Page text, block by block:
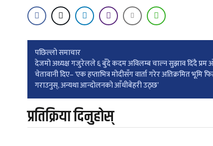
Post
navigation
पछिल्लाे समाचार
देजमो अध्यक्ष गजुरेलले ६ बुँदे कदम अविलम्ब चाल्न सुझाव दिंदै प्रम
चेतावानी दिए– ‘एक हप्ताभित्र मोदीसँग वार्ता गरेर अतिक्रमित भूमि
गराउनुस्, अन्यथा आन्दोलनको आँधीबेहरी उठ्छ’
प्रतिक्रिया दिनुहोस्